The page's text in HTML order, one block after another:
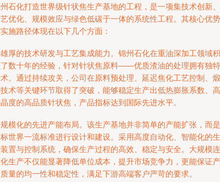
石化打造世界级针状焦生产基地的工程，是一项集技术创新、
优化、规模效应与绿色低碳于一体的系统性工程。其核心优势
施路径体现在以下几个方面：
厚的技术研发与工艺集成能力。锦州石化在重油深加工领域积
数十年的经验，针对针状焦原料——优质渣油的处理拥有独特
。通过持续攻关，公司在原料预处理、延迟焦化工艺控制、煅
术等关键环节取得了突破，能够稳定生产出低热膨胀系数、高
度的高品质针状焦，产品指标达到国际先进水平。
模化的先进产能布局。该生产基地并非简单的产能扩张，而是
世界一流标准进行设计和建设。采用高度自动化、智能化的生
置与控制系统，确保生产过程的高效、稳定与安全。大规模连
生产不仅能显著降低单位成本，提升市场竞争力，更能保证产
量的均一性和稳定性，满足下游高端客户严苛的要求。